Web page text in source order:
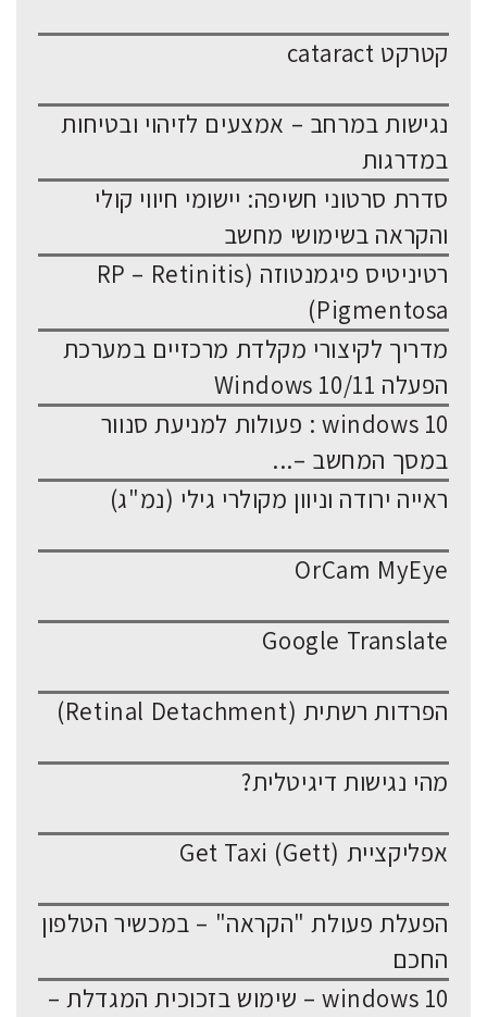
קטרקט cataract
נגישות במרחב – אמצעים לזיהוי ובטיחות
במדרגות
סדרת סרטוני חשיפה: יישומי חיווי קולי
והקראה בשימושי מחשב
רטיניטיס פיגמנטוזה (RP – Retinitis
Pigmentosa)
מדריך לקיצורי מקלדת מרכזיים במערכת
הפעלה Windows 10/11
windows 10 : פעולות למניעת סנוור
במסך המחשב –...
ראייה ירודה וניוון מקולרי גילי (נמ"ג)
OrCam MyEye
Google Translate
הפרדות רשתית (Retinal Detachment)
מהי נגישות דיגיטלית?
אפליקציית Get Taxi (Gett)
הפעלת פעולת "הקראה" – במכשיר הטלפון
החכם
windows 10 – שימוש בזכוכית המגדלת –